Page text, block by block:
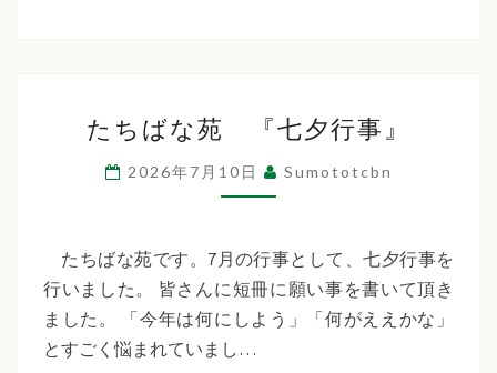
ち
ば
な
『七
夕
行
たちばな苑 『七夕行事』
2026年7月10日 Sumototcbn
たちばな苑です。7月の行事として、七夕行事を
行いました。 皆さんに短冊に願い事を書いて頂き
ました。 「今年は何にしよう」「何がええかな」
とすごく悩まれていまし…